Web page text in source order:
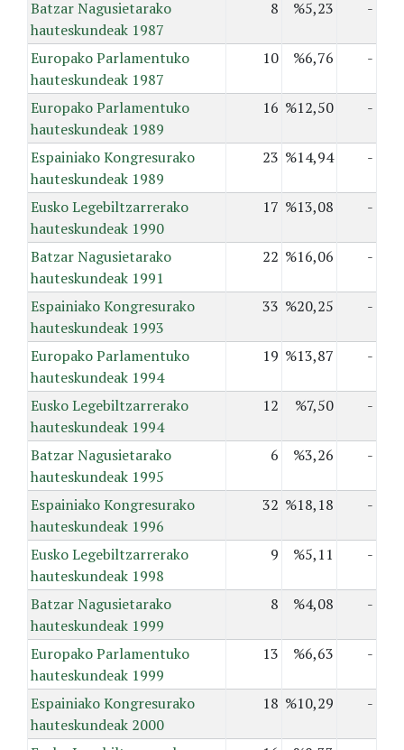
Batzar Nagusietarako
hauteskundeak 1987
8 %5,23 -
Europako Parlamentuko
hauteskundeak 1987
10 %6,76 -
Europako Parlamentuko
hauteskundeak 1989
16 %12,50 -
Espainiako Kongresurako
hauteskundeak 1989
23 %14,94 -
Eusko Legebiltzarrerako
hauteskundeak 1990
17 %13,08 -
Batzar Nagusietarako
hauteskundeak 1991
22 %16,06 -
Espainiako Kongresurako
hauteskundeak 1993
33 %20,25 -
Europako Parlamentuko
hauteskundeak 1994
19 %13,87 -
Eusko Legebiltzarrerako
hauteskundeak 1994
12 %7,50 -
Batzar Nagusietarako
hauteskundeak 1995
6 %3,26 -
Espainiako Kongresurako
hauteskundeak 1996
32 %18,18 -
Eusko Legebiltzarrerako
hauteskundeak 1998
9 %5,11 -
Batzar Nagusietarako
hauteskundeak 1999
8 %4,08 -
Europako Parlamentuko
hauteskundeak 1999
13 %6,63 -
Espainiako Kongresurako
hauteskundeak 2000
18 %10,29 -